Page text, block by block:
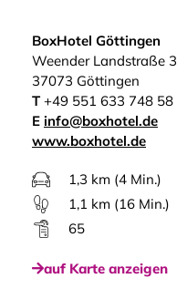
BoxHotel Göttingen
Weender Landstraße
37073 Göttingen
T+49 551 633 748 58
E info@boxhotel.de
www.boxhotel.de
1,3 km (4 Min.)
1,1 km (16 Min.)
65
auf Karte anzeigen